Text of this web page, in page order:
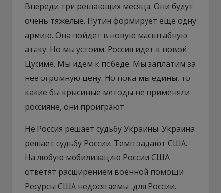
Впереди три решающих месяца. Они будут
очень тяжелые. Путин формирует еще одну
армию. Она пойдет в новую масштабную
атаку. Но мы устоим. Россия идет к новой
Цусиме. Мы идем к победе. Мы заплатим за
нее огромную цену. Но пока мы едины, то
какие бы крысиные методы не применяли
россияне, они проиграют.
Не Россия решает судьбу Украины. Украина
решает судьбу России. Темп задают США.
На любую мобилизацию России США
ответят расширением военной помощи.
Ресурсы США недосягаемы для России.